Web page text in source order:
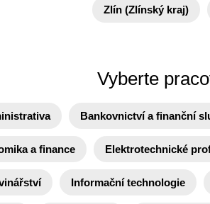
Zlín (Zlínský kraj)
Vyberte
Bankovnictví a finanční
a finance Elektrotechnické
Informační technologie